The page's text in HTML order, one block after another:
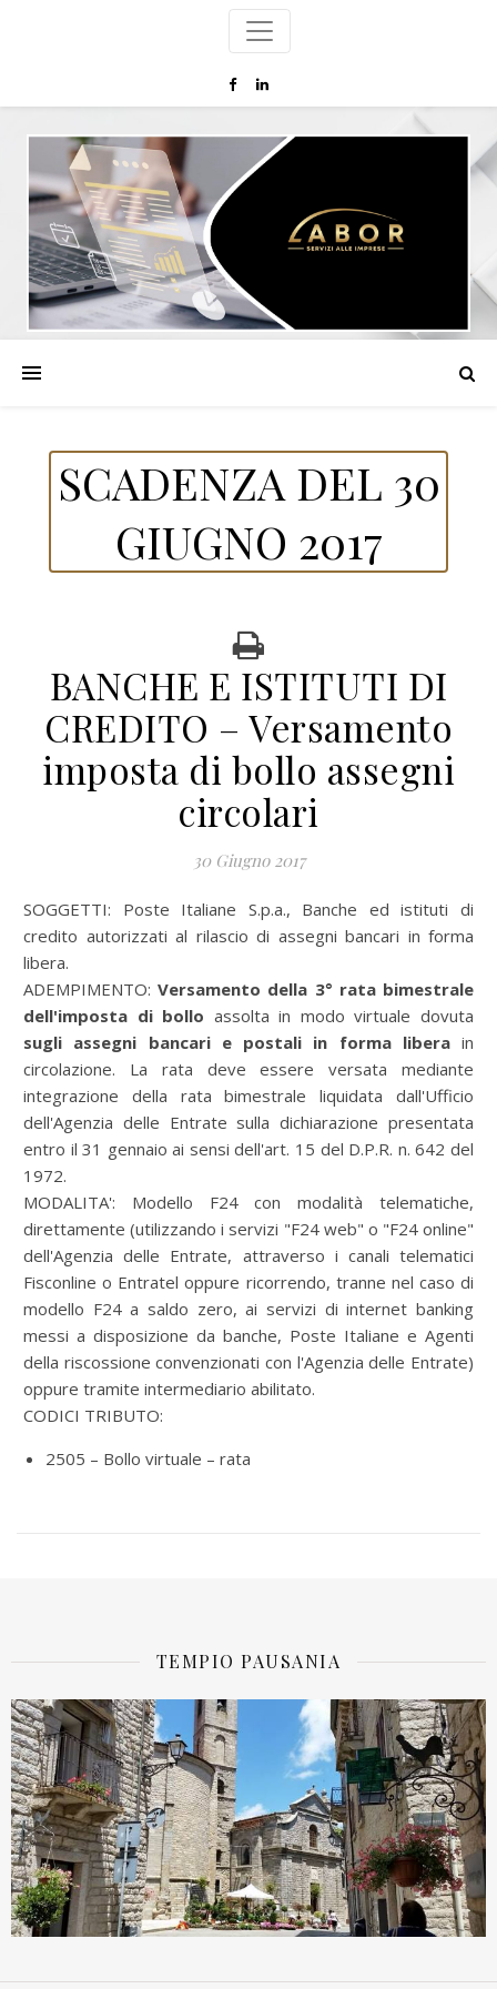
SCADENZA DEL 30
GIUGNO 2017
BANCHE E ISTITUTI DI
CREDITO – Versamento
imposta di bollo assegni
circolari
30 Giugno 2017
SOGGETTI: Poste Italiane S.p.a., Banche ed istituti di
credito autorizzati al rilascio di assegni bancari in forma
libera.
ADEMPIMENTO:Versamento della 3° rata bimestrale
dell'imposta di bollo assolta in modo virtuale dovuta
sugli assegni bancari e postali in forma liberain
circolazione. La rata deve essere versata mediante
integrazione della rata bimestrale liquidata dall'Ufficio
dell'Agenzia delle Entrate sulla dichiarazione presentata
entro il 31 gennaio ai sensi dell'art. 15 del D.P.R. n. 642 del
1972.
MODALITA': Modello F24 con modalità telematiche,
direttamente (utilizzando i servizi "F24 web" o "F24 online"
dell'Agenzia delle Entrate, attraverso i canali telematici
Fisconline o Entratel oppure ricorrendo, tranne nel caso di
modello F24 a saldo zero, ai servizi di internet banking
messi a disposizione da banche, Poste Italiane e Agenti
della riscossione convenzionati con l'Agenzia delle Entrate)
oppure tramite intermediario abilitato.
CODICI TRIBUTO:
2505 – Bollo virtuale – rata
TEMPIO PAUSANIA